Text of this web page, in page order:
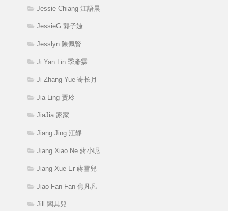
Jessie Chiang 江語晨
JessieG 龔子婕
Jesslyn 陳佩賢
Ji Yan Lin 季彥霖
Ji Zhang Yue 寄长月
Jia Ling 贾玲
JiaJia 家家
Jiang Jing 江靜
Jiang Xiao Ne 蔣小呢
Jiang Xue Er 蔣雪兒
Jiao Fan Fan 焦凡凡
Jill 閻其兒